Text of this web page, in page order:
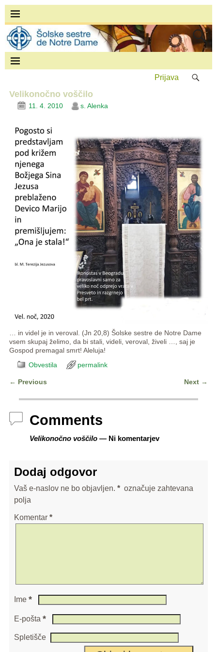
Prijava
Velikonočno voščilo
11. 4. 2010 s. Alenka
… in videl je in veroval. (Jn 20,8) Šolske sestre de Notre Dame
vsem skupaj želimo, da bi stali, videli, veroval, živeli …, saj je
Gospod premagal smrt! Aleluja!
Obvestila
permalink
← Previous Next →
Comments
Velikonočno voščilo— Ni komentarjev
Dodaj odgovor
Vaš e-naslov ne bo objavljen. * označuje zahtevana
polja
Komentar *
Ime *
E-pošta *
Spletišče